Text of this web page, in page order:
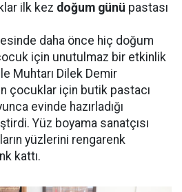
ilk kez doğum günü pastası
daha önce hiç doğum
için unutulmaz bir etkinlik
Muhtarı Dilek Demir
çocuklar için butik pastacı
evinde hazırladığı
Yüz boyama sanatçısı
yüzlerini rengarenk
kattı.